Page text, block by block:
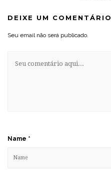
DEIXE UM COMENTÁRIO
Seu email não será publicado.
Name *